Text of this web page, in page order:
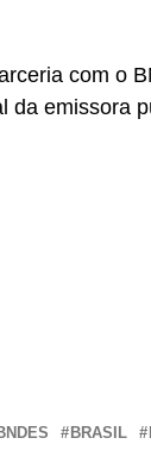
com o
da emissora
BRASIL